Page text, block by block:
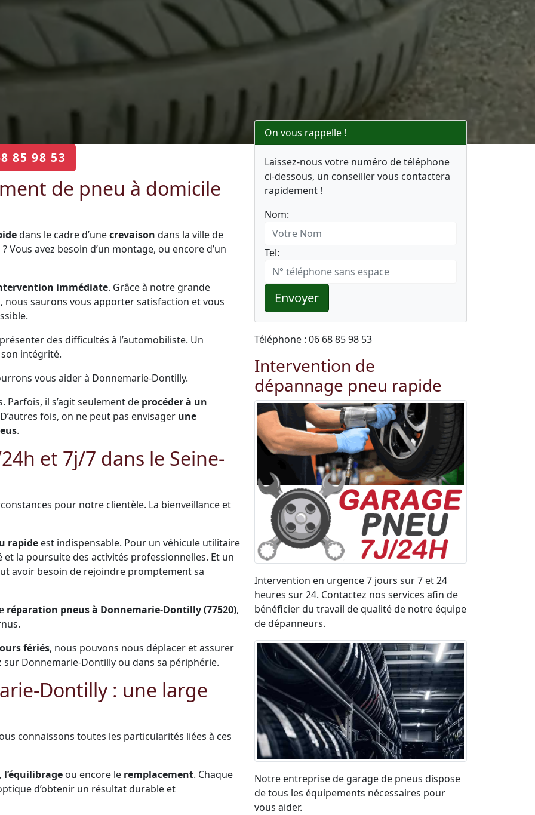
85 98 53
de pneu à domicile
dans le cadre d’unecrevaison dans la ville de
Vous avez besoin d’un montage, ou encore d’un
immédiate. Grâce à notre grande
nous saurons vous apporter satisfaction et vous
des difficultés à l’automobiliste. Un
intégrité.
vous aider à Donnemarie-Dontilly.
Parfois, il s’agit seulement de procéder à un
fois, on ne peut pas envisager une
.
et 7j/7 dans le Seine-
pour notre clientèle. La bienveillance et
rapide est indispensable. Pour un véhicule utilitaire
la poursuite des activités professionnelles. Et un
avoir besoin de rejoindre promptement sa
réparation pneus à Donnemarie-Dontilly (77520),
fériés, nous pouvons nous déplacer et assurer
Donnemarie-Dontilly ou dans sa périphérie.
Dontilly : une large
connaissons toutes les particularités liées à ces
ou encore le remplacement. Chaque
d’obtenir un résultat durable et
On vous rappelle !
Laissez-nous votre numéro de téléphone
ci-dessous, un conseiller vous contactera
rapidement !
Nom:
Tel:
Envoyer
Téléphone : 06 68 85 98 53
Intervention de
dépannage pneu rapide
Intervention en urgence 7 jours sur 7 et 24
heures sur 24. Contactez nos services afin de
bénéficier du travail de qualité de notre équipe
de dépanneurs.
Notre entreprise de garage de pneus dispose
de tous les équipements nécessaires pour
vous aider.